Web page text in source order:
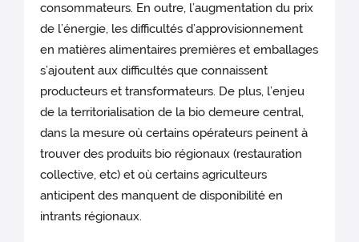
consommateurs. En outre, l’augmentation du prix
de l’énergie, les difficultés d’approvisionnement
en matières alimentaires premières et emballages
s’ajoutent aux difficultés que connaissent
producteurs et transformateurs. De plus, l’enjeu
de la territorialisation de la bio demeure central,
dans la mesure où certains opérateurs peinent à
trouver des produits bio régionaux (restauration
collective, etc) et où certains agriculteurs
anticipent des manquent de disponibilité en
intrants régionaux.